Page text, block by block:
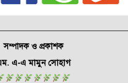
সম্পাদক ও প্রকাশক
এ-এ মামুন সোহাগ